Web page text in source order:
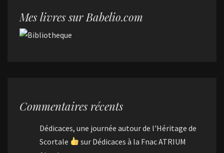
Mes livres sur Babelio.com
Commentaires récents
Dédicaces, une journée autour de l'Héritage de
Scortale
sur Dédicaces à la Fnac ATRIUM